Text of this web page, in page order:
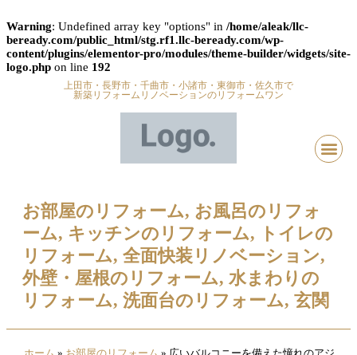
Warning: Undefined array key "options" in /home/aleak/llc-
beready.com/public_html/stg.rf1.llc-beready.com/wp-
content/plugins/elementor-pro/modules/theme-builder/widgets/site-
logo.php on line 192
上田市・長野市・千曲市・小諸市・東御市・佐久市で
新築リフォームリノベーションのリフォームワン
お部屋のリフォーム, お風呂のリフォ
ーム, キッチンのリフォーム, トイレの
リフォーム, 全面快装リノベーション,
外壁・屋根のリフォーム, 水まわりの
リフォーム, 洗面台のリフォーム, 玄関